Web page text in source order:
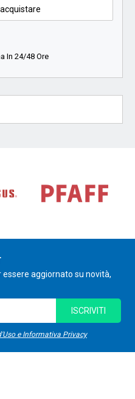
In 24/48 Ore
aggiornato su novità,
e Informativa Privacy
ISCRIVITI